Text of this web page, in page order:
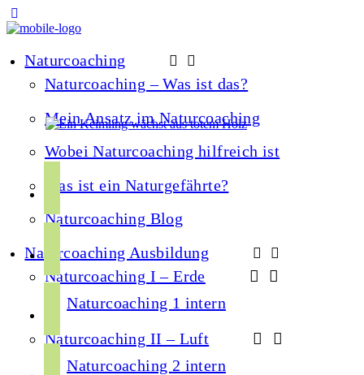
Naturcoaching
Naturcoaching – Was ist das?
Mein Ansatz im Naturcoaching
Wobei Naturcoaching hilfreich ist
Was ist ein Naturgefährte?
Naturcoaching Blog
Naturcoaching Ausbildung
Naturcoaching I – Erde
Naturcoaching 1 intern
Naturcoaching II – Luft
Naturcoaching 2 intern
c
b
o
k
n
s
g
u